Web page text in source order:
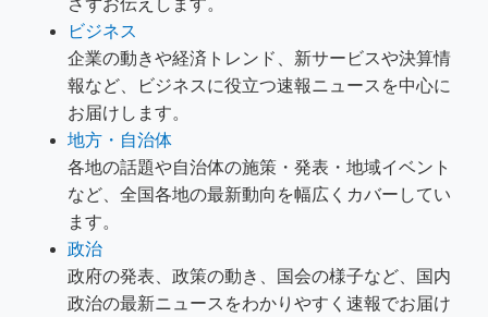
さずお伝えします。
ビジネス
企業の動きや経済トレンド、新サービスや決算情
報など、ビジネスに役立つ速報ニュースを中心に
お届けします。
地方・自治体
各地の話題や自治体の施策・発表・地域イベント
など、全国各地の最新動向を幅広くカバーしてい
ます。
政治
政府の発表、政策の動き、国会の様子など、国内
政治の最新ニュースをわかりやすく速報でお届け